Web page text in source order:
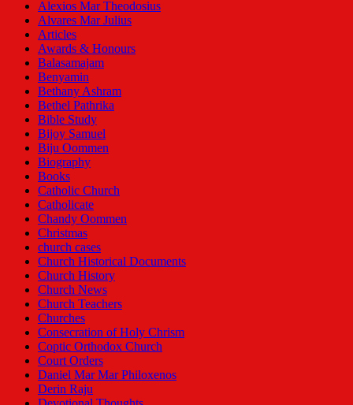
Alexios Mar Theodosius
Alvares Mar Julius
Articles
Awards & Honours
Balasamajam
Benyamin
Bethany Ashram
Bethel Pathrika
Bible Study
Bijoy Samuel
Biju Oommen
Biography
Books
Catholic Church
Catholicate
Chandy Oommen
Christmas
church cases
Church Historical Documents
Church History
Church News
Church Teachers
Churches
Consecration of Holy Chrism
Coptic Orthodox Church
Court Orders
Daniel Mar Mar Philoxenos
Derin Raju